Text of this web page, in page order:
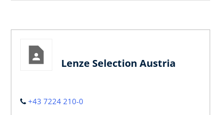
Lenze Selection Austria
+43 7224 210-0